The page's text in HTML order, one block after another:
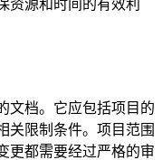
资源和时间的有效利
文档。它应包括项目的
关限制条件。项目范围
更都需要经过严格的审